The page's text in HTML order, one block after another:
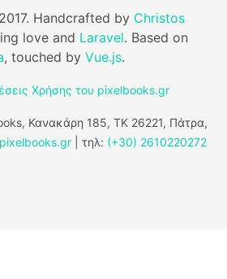
Handcrafted by Christos
love and Laravel. Based on
, touched by Vue.js.
Χρήσης του pixelbooks.gr
Κανακάρη 185, ΤΚ 26221, Πάτρα,
| τηλ: (+30) 2610220272